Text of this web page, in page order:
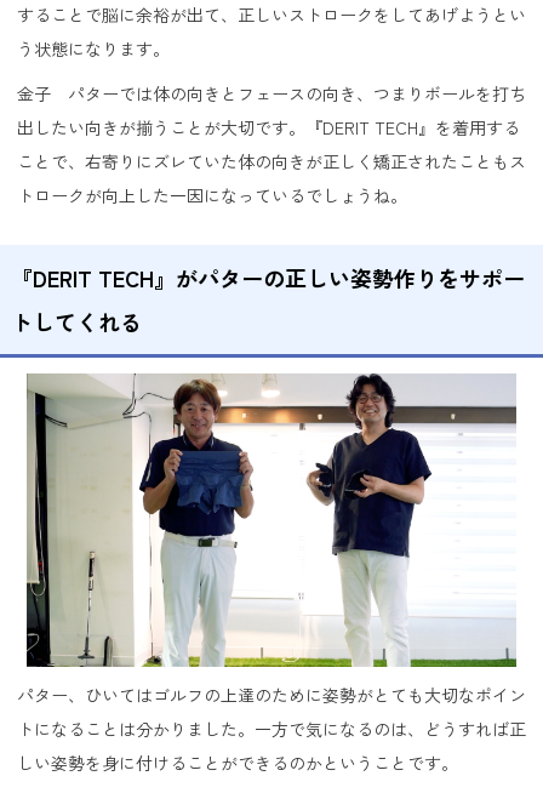
することで脳に余裕が出て、正しいストロークをしてあげようとい
う状態になります。
金子 パターでは体の向きとフェースの向き、つまりボールを打ち
出したい向きが揃うことが大切です。『DERIT TECH』を着用する
ことで、右寄りにズレていた体の向きが正しく矯正されたこともス
トロークが向上した一因になっているでしょうね。
『DERIT TECH』がパターの正しい姿勢作りをサポー
トしてくれる
パター、ひいてはゴルフの上達のために姿勢がとても大切なポイン
トになることは分かりました。一方で気になるのは、どうすれば正
しい姿勢を身に付けることができるのかということです。